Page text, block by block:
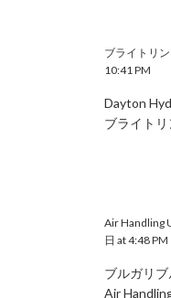
ブライトリ
10:41 PM
Dayton
ブライト
Air Handling
日 at 4:48 PM
ブルガリ
Air